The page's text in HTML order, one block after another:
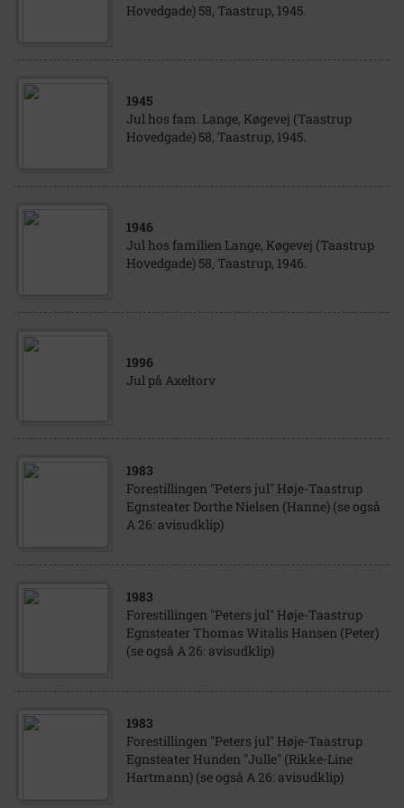
Hovedgade) 58, Taastrup, 1945.
1945
Jul hos fam. Lange, Køgevej (Taastrup
Hovedgade) 58, Taastrup, 1945.
1946
Jul hos familien Lange, Køgevej (Taastrup
Hovedgade) 58, Taastrup, 1946.
1996
Jul på Axeltorv
1983
Forestillingen "Peters jul" Høje-Taastrup
Egnsteater Dorthe Nielsen (Hanne) (se også
A 26: avisudklip)
1983
Forestillingen "Peters jul" Høje-Taastrup
Egnsteater Thomas Witalis Hansen (Peter)
(se også A 26: avisudklip)
1983
Forestillingen "Peters jul" Høje-Taastrup
Egnsteater Hunden "Julle" (Rikke-Line
Hartmann) (se også A 26: avisudklip)